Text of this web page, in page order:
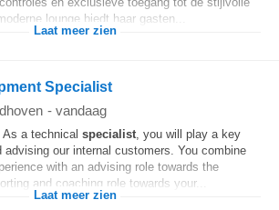
lounge biedt haar gasten...
Laat meer zien
Specialist
- vandaag
a technical specialist, you will play a key
advising our internal customers. You combine
with an advising role towards the
and coaching role towards your...
Laat meer zien